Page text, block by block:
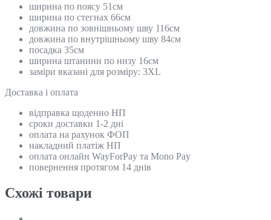
ширина по поясу 51см
ширина по стегнах 66см
довжина по зовнішньому шву 116см
довжина по внутрішньому шву 84см
посадка 35см
ширина штанини по низу 16см
заміри вказані для розміру: 3XL
Доставка і оплата
відправка щоденно НП
сроки доставки 1-2 дні
оплата на рахунок ФОП
накладний платіж НП
оплата онлайн WayForPay та Mono Pay
повернення протягом 14 днів
Схожi товари